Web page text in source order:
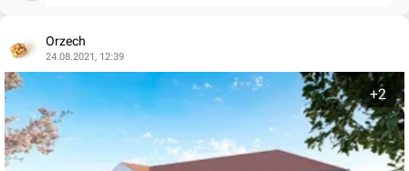
Orzech
24.08.2021, 12:39
+2